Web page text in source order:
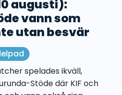
augusti):
vann som
utan besvär
spelades ikväll,
Stöde där KIF och